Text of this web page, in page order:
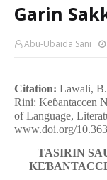
Garin
Abu-Ubaida Sani
Citation: Lawali, B.
Rini: Keɓantaccen
of Language,
www.doi.org/
TASIRIN
KEƁ